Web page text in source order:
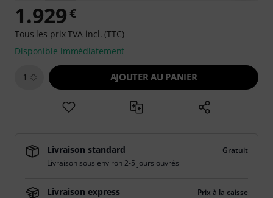
1.929€
Tous les prix TVA incl. (TTC)
Disponible immédiatement
1 AJOUTER AU PANIER
Livraison standard
Gratuit
Livraison sous environ 2-5 jours ouvrés
Livraison express
Prix à la caisse